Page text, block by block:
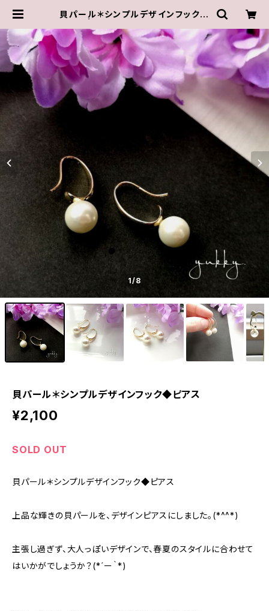
貝パール＊シンプルデザインフック◆
クセサリーショップ
1/8
貝パール＊シンプルデザインフック◆ピアス
¥2,100
SOLD OUT
貝パール＊シンプルデザインフック◆ピアス
上品な輝きの貝パールを、デザインピアスにしました。(*^^*)
主張し過ぎず、大人っぽいデザインで、春夏のスタイルに合わせて
はいかがでしょうか？(*´ー｀*)